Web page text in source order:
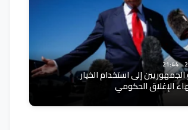
21:44
إلى استخدام الخيار
الإغلاق الحكومي